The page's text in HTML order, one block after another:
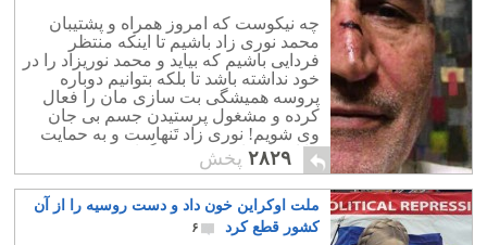
چه نیکوست که امروز همراه و پشتیبان
محمد نوری زاد باشیم تا اینکه منتظر
فردایی باشیم که بیاید و محمد نوریزاد را در
خود نداشته باشد تا بلکه بتوانیم دوباره
پروسه همیشگی بت سازی مان را فعال
کرده و مشغول پرستیدن جسم بی جان
وی شویم! نوری زاد تَنهاست و به حمایت
ما احتیاج دارد، تَنهایش نگذاریم.
۲۸۲۹ پخش
ملت اوکراین خون داد و دست روسیه را از آن
کشور قطع کرد
۶